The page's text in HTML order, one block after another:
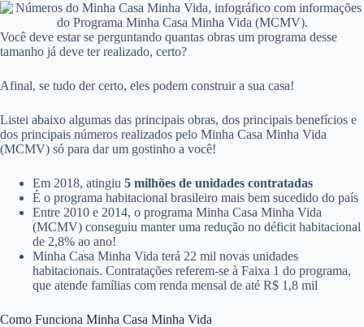
Você deve estar se perguntando quantas obras um programa desse
tamanho já deve ter realizado, certo?
Afinal, se tudo der certo, eles podem construir a sua casa!
Listei abaixo algumas das principais obras, dos principais benefícios e
dos principais números realizados pelo Minha Casa Minha Vida
(MCMV) só para dar um gostinho a você!
Em 2018, atingiu 5 milhões de unidades contratadas
É o programa habitacional brasileiro mais bem sucedido do país
Entre 2010 e 2014, o programa Minha Casa Minha Vida
(MCMV) conseguiu manter uma redução no déficit habitacional
de 2,8% ao ano!
Minha Casa Minha Vida terá 22 mil novas unidades
habitacionais. Contratações referem-se à Faixa 1 do programa,
que atende famílias com renda mensal de até R$ 1,8 mil
Como Funciona Minha Casa Minha Vida